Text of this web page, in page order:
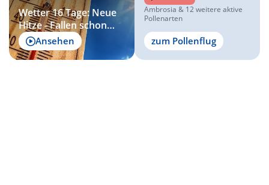
Wetter 16 Tage: Neue
Hitze - Fallen schon
wieder die 40 Grad?
Ansehen
Ambrosia & 12 weitere aktive
Pollenarten
zum Pollenflug